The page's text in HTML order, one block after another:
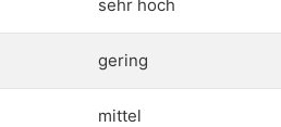
sehr hoch
gering
mittel